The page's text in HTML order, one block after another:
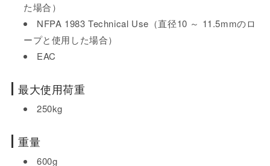
た場合）
NFPA 1983 Technical Use（直径10 ～ 11.5mmのロ
ープと使用した場合）
EAC
最大使用荷重
250kg
重量
600g